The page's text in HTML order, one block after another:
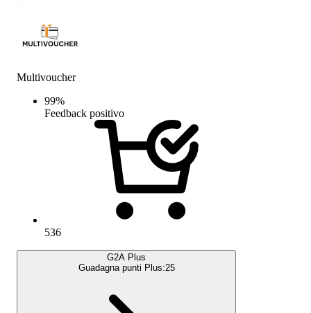
Multivoucher
99%
Feedback positivo
536
G2A Plus
Guadagna punti Plus:25